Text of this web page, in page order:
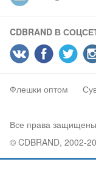
CDBRAND В
Флешки оптом
Все права
© CDBRAND, 2002-